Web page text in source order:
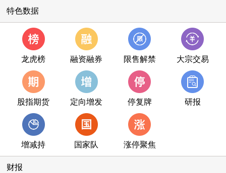
特色数据
龙虎榜 融资融券 限售解禁 大宗交易
股指期货 定向增发 停复牌 研报
增减持 国家队 涨停聚焦
财报